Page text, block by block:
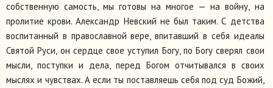
собственную самость, мы готовы на многое — на войну, на
пролитие крови. Александр Невский не был таким. С детства
воспитанный в православной вере, впитавший в себя идеалы
Святой Руси, он сердце свое уступил Богу, по Богу сверял свои
мысли, поступки и дела, перед Богом отчитывался в своих
мыслях и чувствах. А если ты поставляешь себя под суд Божий,